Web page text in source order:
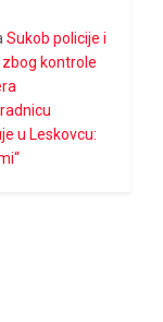
Sukob policije i
kontrole
u Leskovcu: